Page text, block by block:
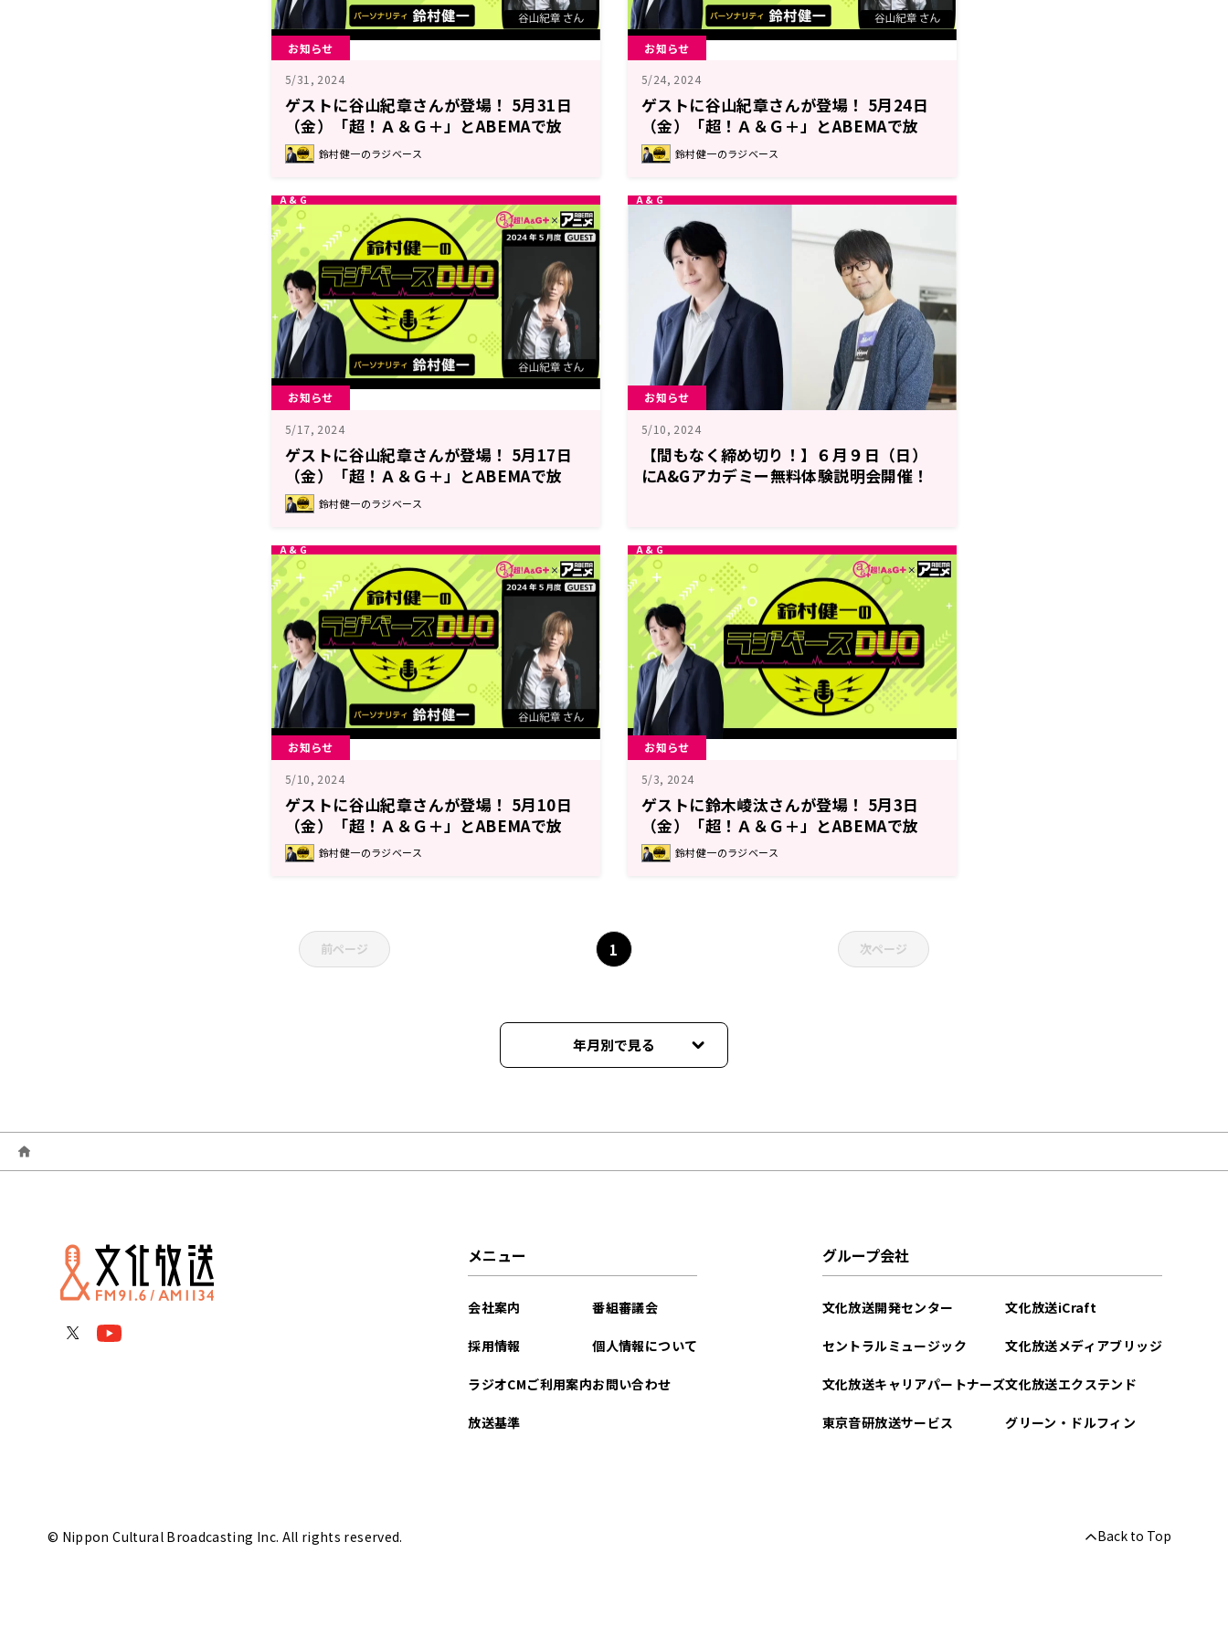
お知らせ
5/31, 2024
ゲストに谷山紀章さんが登場！ 5月31日
（金）「超！Ａ＆Ｇ＋」とABEMAで放
送！『鈴村健一のラジベースDUO』#8
鈴村健一のラジベース
お知らせ
5/24, 2024
ゲストに谷山紀章さんが登場！ 5月24日
（金）「超！Ａ＆Ｇ＋」とABEMAで放
送！『鈴村健一のラジベースDUO』#7
鈴村健一のラジベース
お知らせ
5/17, 2024
ゲストに谷山紀章さんが登場！ 5月17日
（金）「超！Ａ＆Ｇ＋」とABEMAで放
送！『鈴村健一のラジベースDUO』#6
鈴村健一のラジベース
お知らせ
5/10, 2024
【間もなく締め切り！】６月９日（日）
にA&Gアカデミー無料体験説明会開催！
お知らせ
5/10, 2024
ゲストに谷山紀章さんが登場！ 5月10日
（金）「超！Ａ＆Ｇ＋」とABEMAで放
送！『鈴村健一のラジベースDUO』#5
鈴村健一のラジベース
お知らせ
5/3, 2024
ゲストに鈴木崚汰さんが登場！ 5月3日
（金）「超！Ａ＆Ｇ＋」とABEMAで放
送！『鈴村健一のラジベースDUO』#4
鈴村健一のラジベース
前ページ 1 次ページ
年月別で見る
2026年02月
2026年01月
メニュー
会社案内
採用情報
ラジオCMご利用案内
放送基準
番組審議会
個人情報について
お問い合わせ
グループ会社
文化放送開発センター
セントラルミュージック
文化放送キャリアパートナーズ
東京音研放送サービス
文化放送iCraft
文化放送メディアブリッジ
文化放送エクステンド
グリーン・ドルフィン
© Nippon Cultural Broadcasting Inc. All rights reserved. Back to Top